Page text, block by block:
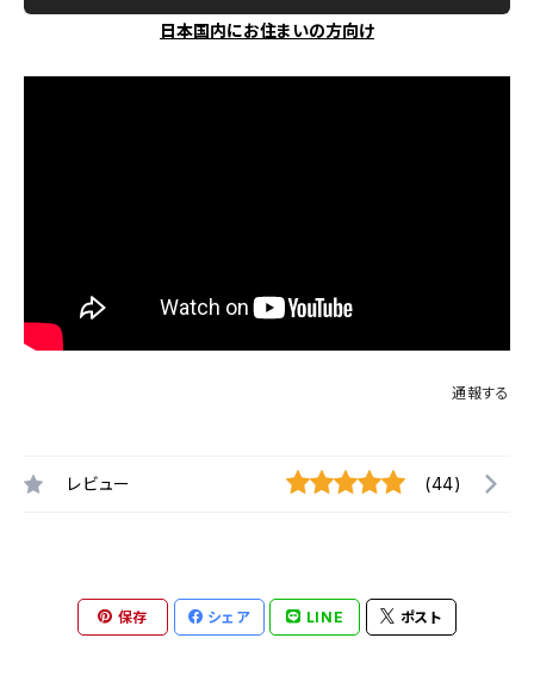
日本国内にお住まいの方向け
通報する
レビュー (44)
保存 シェア LINE ポスト